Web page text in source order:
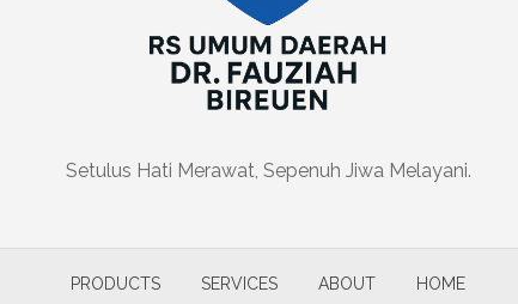
Setulus Hati Merawat, Sepenuh Jiwa Melayani.
PRODUCTS SERVICES ABOUT HOME